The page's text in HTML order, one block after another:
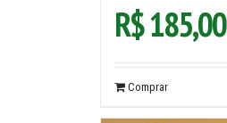
R$185,00
Comprar